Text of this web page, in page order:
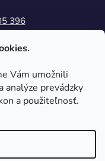
Vám umožnili
analýze prevádzky
a použiteľnosť.
396